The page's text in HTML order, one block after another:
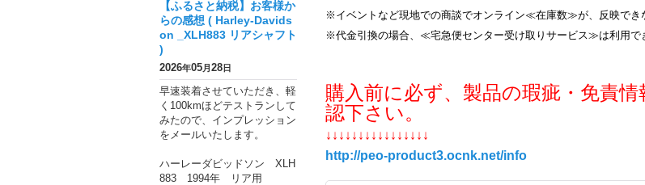
【ふるさと納税】お客様か
らの感想 ( Harley-Davids
on _XLH883 リアシャフト
)
2026年05月28日
早速装着させていただき、軽
く100kmほどテストランして
みたので、インプレッション
をメールいたします。
ハーレーダビッドソン XLH
883 1994年 リア用
※イベントなど現地での商談でオンライン≪在庫数≫が、反映でき
※代金引換の場合、≪宅急便センター受け取りサービス≫は利用で
購入前に必ず、製品の瑕疵・免責
認下さい。
↓↓↓↓↓↓↓↓↓↓↓↓↓↓↓↓
http://peo-product3.ocnk.net/info